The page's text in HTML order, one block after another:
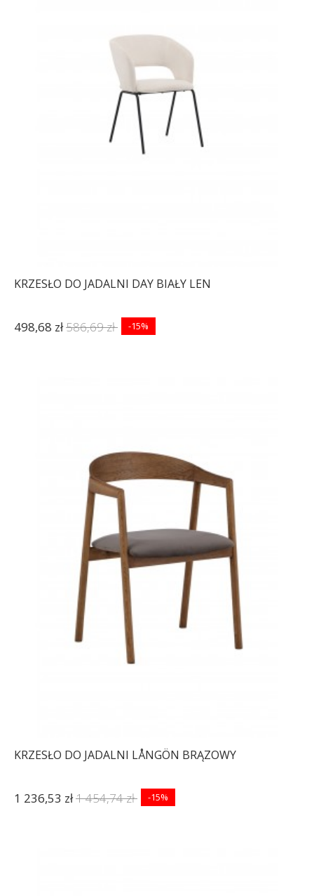
KRZESŁO DO JADALNI DAY BIAŁY LEN
498,68 zł586,69 zł -15%
KRZESŁO DO JADALNI LÅNGÖN BRĄZOWY
1 236,53 zł1 454,74 zł -15%